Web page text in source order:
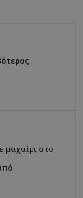
μαχαίρι στο